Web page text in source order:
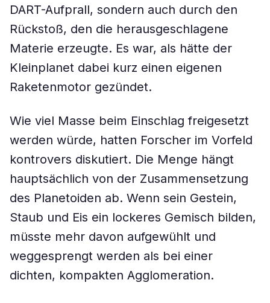
DART-Aufprall, sondern auch durch den
Rückstoß, den die herausgeschlagene
Materie erzeugte. Es war, als hätte der
Kleinplanet dabei kurz einen eigenen
Raketenmotor gezündet.
Wie viel Masse beim Einschlag freigesetzt
werden würde, hatten Forscher im Vorfeld
kontrovers diskutiert. Die Menge hängt
hauptsächlich von der Zusammensetzung
des Planetoiden ab. Wenn sein Gestein,
Staub und Eis ein lockeres Gemisch bilden,
müsste mehr davon aufgewühlt und
weggesprengt werden als bei einer
dichten, kompakten Agglomeration.